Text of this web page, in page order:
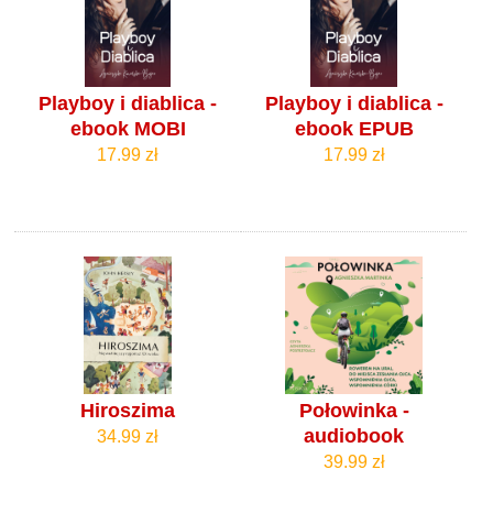
Playboy i diablica -
ebook MOBI
17.99 zł
Playboy i diablica -
ebook EPUB
17.99 zł
Hiroszima
34.99 zł
Połowinka -
audiobook
39.99 zł